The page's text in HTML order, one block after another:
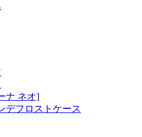
ナ ネオ]
デフロストケース